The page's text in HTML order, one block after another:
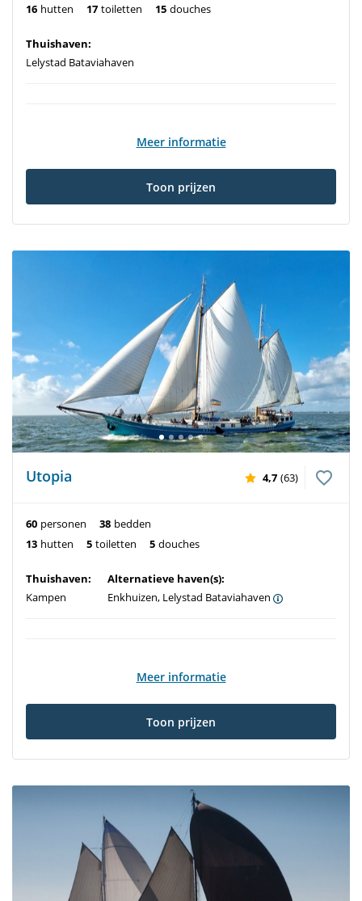
16 hutten 17 toiletten 15 douches
Thuishaven:
Lelystad Bataviahaven
Meer informatie
Toon prijzen
Utopia 4,7 (63)
60 personen 38 bedden
13 hutten 5 toiletten 5 douches
Thuishaven:
Kampen
Alternatieve haven(s):
Enkhuizen, Lelystad Bataviahaven
Meer informatie
Toon prijzen